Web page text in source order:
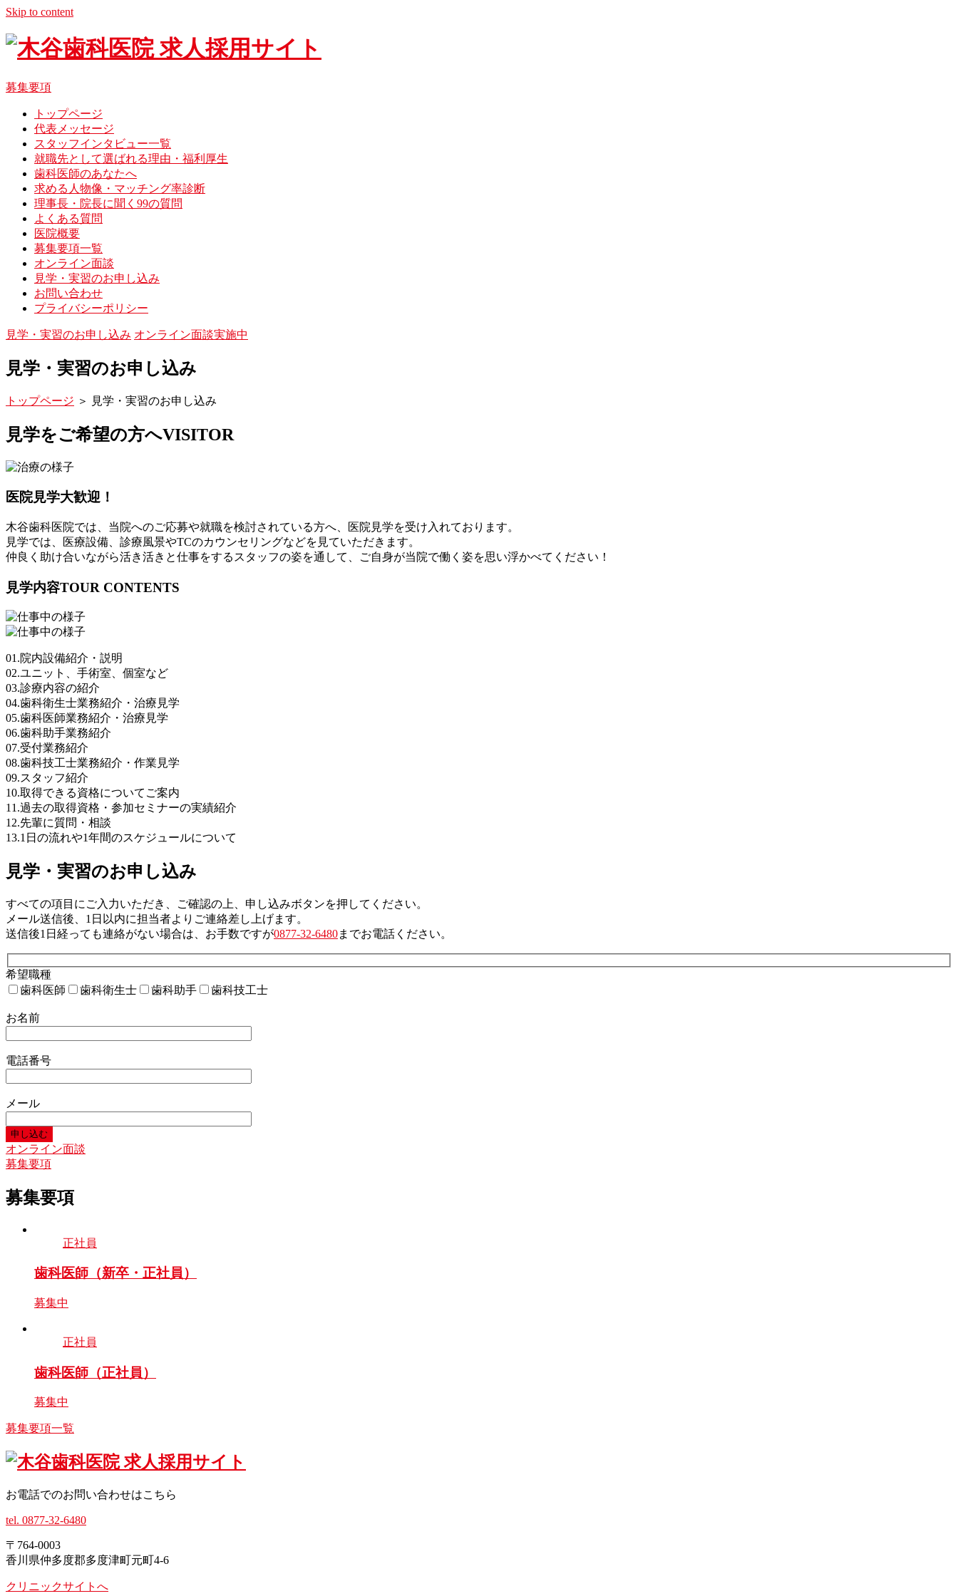
Skip to content
募集要項
トップページ
代表メッセージ
スタッフインタビュー一覧
就職先として選ばれる理由・福利厚生
歯科医師のあなたへ
求める人物像・マッチング率診断
理事長・院長に聞く99の質問
よくある質問
医院概要
募集要項一覧
オンライン面談
見学・実習のお申し込み
お問い合わせ
プライバシーポリシー
見学・実習のお申し込み オンライン面談実施中
見学・実習のお申し込み
トップページ ＞ 見学・実習のお申し込み
見学をご希望の方へVISITOR
医院見学大歓迎！
木谷歯科医院では、当院へのご応募や就職を検討されている方へ、医院見学を受け入れております。
見学では、医療設備、診療風景やTCのカウンセリングなどを見ていただきます。
仲良く助け合いながら活き活きと仕事をするスタッフの姿を通して、ご自身が当院で働く姿を思い浮かべてください！
見学内容TOUR CONTENTS
01.院内設備紹介・説明
02.ユニット、手術室、個室など
03.診療内容の紹介
04.歯科衛生士業務紹介・治療見学
05.歯科医師業務紹介・治療見学
06.歯科助手業務紹介
07.受付業務紹介
08.歯科技工士業務紹介・作業見学
09.スタッフ紹介
10.取得できる資格についてご案内
11.過去の取得資格・参加セミナーの実績紹介
12.先輩に質問・相談
13.1日の流れや1年間のスケジュールについて
見学・実習のお申し込み
すべての項目にご入力いただき、ご確認の上、申し込みボタンを押してください。
メール送信後、1日以内に担当者よりご連絡差し上げます。
送信後1日経っても連絡がない場合は、お手数ですが0877-32-6480までお電話ください。
希望職種
歯科医師
歯科衛生士 歯科助手 歯科技工士
お名前
電話番号
メール
オンライン面談
募集要項
募集要項
正社員
歯科医師（新卒・正社員）
募集中
正社員
歯科医師（正社員）
募集中
募集要項一覧
お電話でのお問い合わせはこちら
tel. 0877-32-6480
〒764-0003
香川県仲多度郡多度津町元町4-6
クリニックサイトへ